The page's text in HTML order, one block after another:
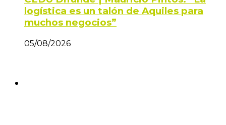
logística es un talón de Aquiles para
muchos negocios”
05/08/2026